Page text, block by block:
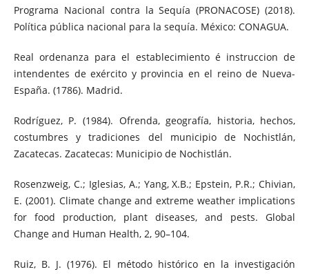
Programa Nacional contra la Sequía (PRONACOSE) (2018).
Política pública nacional para la sequía. México: CONAGUA.
Real ordenanza para el establecimiento é instruccion de
intendentes de exército y provincia en el reino de Nueva-
España. (1786). Madrid.
Rodríguez, P. (1984). Ofrenda, geografía, historia, hechos,
costumbres y tradiciones del municipio de Nochistlán,
Zacatecas. Zacatecas: Municipio de Nochistlán.
Rosenzweig, C.; Iglesias, A.; Yang, X.B.; Epstein, P.R.; Chivian,
E. (2001). Climate change and extreme weather implications
for food production, plant diseases, and pests. Global
Change and Human Health, 2, 90–104.
Ruiz, B. J. (1976). El método histórico en la investigación